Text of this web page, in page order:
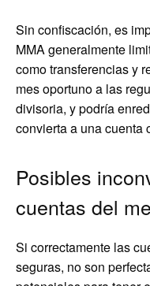
Sin confiscación, es
MMA generalmente
como transferencias y
mes oportuno a las
divisoria, y podría
convierta a una cuenta
Posibles
cuentas del
Si correctamente las
seguras, no son